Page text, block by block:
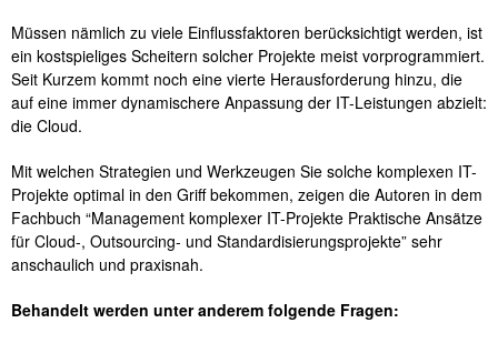
Müssen nämlich zu viele Einflussfaktoren berücksichtigt werden, ist
ein kostspieliges Scheitern solcher Projekte meist vorprogrammiert.
Seit Kurzem kommt noch eine vierte Herausforderung hinzu, die
auf eine immer dynamischere Anpassung der IT-Leistungen abzielt:
die Cloud.
Mit welchen Strategien und Werkzeugen Sie solche komplexen IT-
Projekte optimal in den Griff bekommen, zeigen die Autoren in dem
Fachbuch “Management komplexer IT-Projekte Praktische Ansätze
für Cloud-, Outsourcing- und Standardisierungsprojekte” sehr
anschaulich und praxisnah.
Behandelt werden unter anderem folgende Fragen: